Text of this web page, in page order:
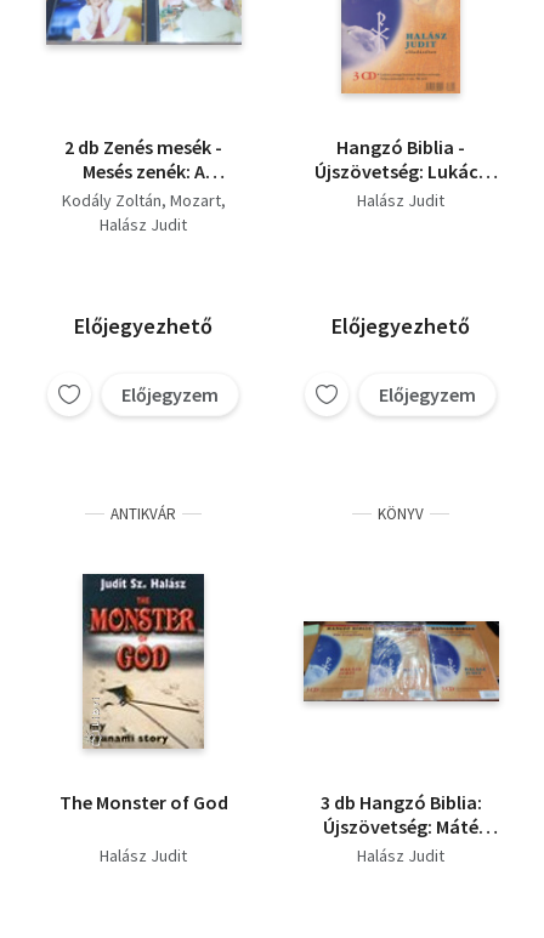
2 db Zenés mesék -
Mesés zenék: A
varázsfuvola + Háry
János (2 CD)
Kodály Zoltán Mozart
Halász Judit
Előjegyezhető
Előjegyzem
Hangzó Biblia -
Újszövetség: Lukács
Evangéliuma (4 db CD-
Halász Judit
Előjegyezhető
Előjegyzem
ANTIKVÁR
The Monster of God
Halász Judit
KÖNYV
3 db Hangzó Biblia:
Újszövetség: Máté
Evangéliuma 2005/1 +
Halász Judit